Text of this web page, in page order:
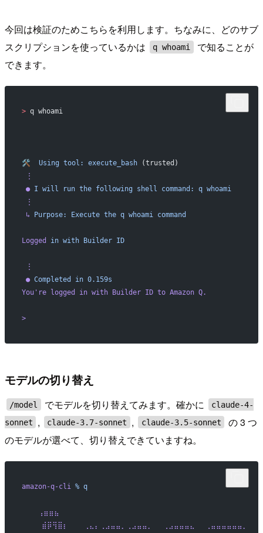
今回は検証のためこちらを利用します。ちなみに、どのサブ
スクリプションを使っているかは
q whoami
で知ることが
できます。
> q whoami
🛠️
  Using
tool: execute_bash (trusted)
⋮
● I will run the following shell command: q whoami
⋮
↳ Purpose: Execute the q whoami command
Logged in with Builder ID
⋮
● Completed in 0.159s
You're logged in with Builder ID to Amazon Q.
>
モデルの切り替え
/model でモデルを切り替えてみます。確かに
claude-4-
sonnet
, claude-3.7-sonnet , claude-3.5-sonnet
の 3 つ
のモデルが選べて、切り替えできていますね。
amazon-q-cli % q